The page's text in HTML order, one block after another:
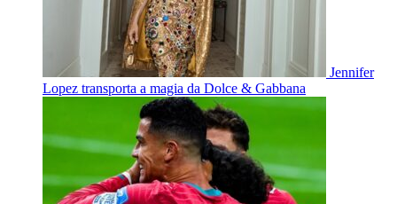
Jennifer
Lopez transporta a magia da Dolce & Gabbana